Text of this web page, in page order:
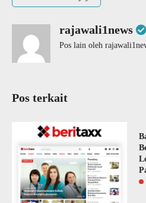
rajawali1news
Pos lain oleh
Pos terkait